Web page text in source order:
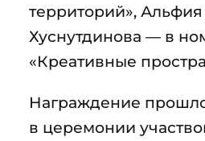
территорий», Альфия
Хуснутдинова — в
«Креативные
Награждение
в церемонии